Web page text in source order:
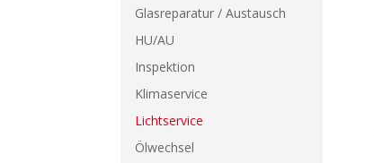
Glasreparatur / Austausch
HU/AU
Inspektion
Klimaservice
Lichtservice
Ölwechsel